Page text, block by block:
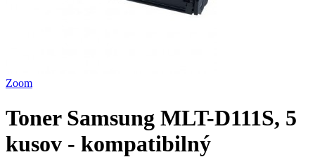
Zoom
Toner Samsung MLT-D111S, 5
kusov - kompatibilný